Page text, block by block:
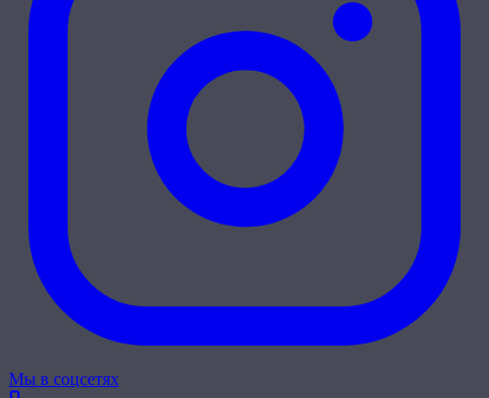
Мы в соцсетях